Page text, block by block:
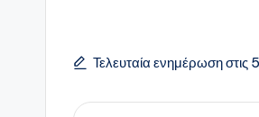
Τελευταία ενημέρωση στις